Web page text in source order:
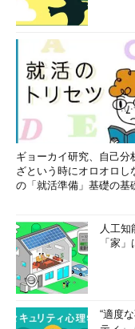
ギョーカイ研究、自己
ざという時にオロオロし
の「就活準備」基礎の基
人工
「家
“適度